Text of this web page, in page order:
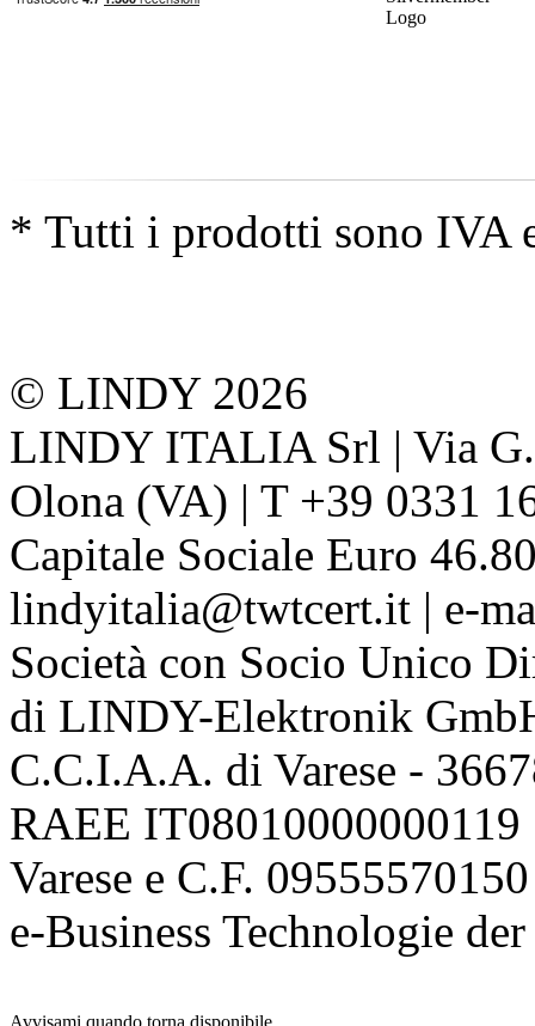
* Tutti i prodotti sono IVA
© LINDY 2026
LINDY ITALIA Srl | Via
Olona (VA) | T +39 0331
Capitale Sociale Euro
lindyitalia@twtcert.it | e-
Società con Socio Unico
di LINDY-Elektronik
C.C.I.A.A. di Varese -
RAEE
Varese e C.F. 09555570150
e-Business Technologie
Avvisami quando torna disponibile